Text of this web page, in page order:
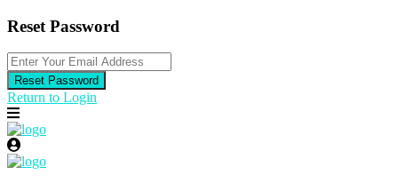
Reset Password
Reset Password
Return to Login